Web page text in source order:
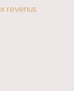
revenus